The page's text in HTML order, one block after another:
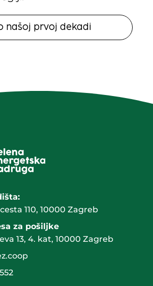
našoj prvoj dekadi
110, 10000 Zagreb
za pošiljke
13, 4. kat, 10000 Zagreb